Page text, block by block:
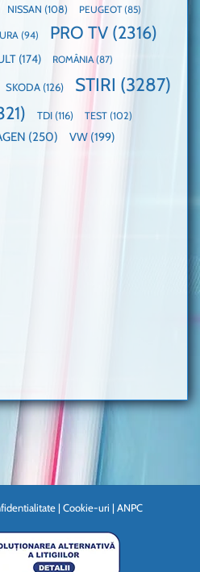
NISSAN (108) PEUGEOT(85)
(94) PRO TV (2316)
(174) ROMÂNIA (87)
SKODA (126) STIRI (3287)
TDI (116) TEST (102)
(250) VW (199)
| Cookie-uri | ANPC